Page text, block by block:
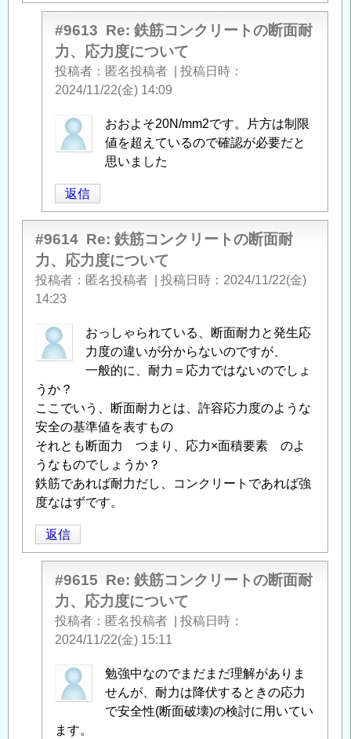
#9613 Re: 鉄筋コンクリートの断面耐
力、応力度について
投稿者 匿名投稿者
投稿日時
2024/11/22(金) 14:09
匿
名
者
に
よ
る
「Re:
鉄
コ
ン
リ
ー
ト
の
断
面
耐
応
力
度
に
つ
い
へ
の
信
おおよそ20N/mm2です。片方は制限
値を超えているので確認が必要だと
思いました
返信
#9614 Re: 鉄筋コンクリートの断面耐
力、応力度について
投稿者 匿名投稿者 投稿日時
2024/11/22(金)
14:23
おっしゃられている、断面耐力と発生応
力度の違いが分からないのですが、
一般的に、耐力＝応力ではないのでしょ
うか？
ここでいう、断面耐力とは、許容応力度のような
安全の基準値を表すもの
それとも断面力 つまり、応力×面積要素 のよ
うなものでしょうか？
鉄筋であれば耐力だし、コンクリートであれば強
度なはずです。
返信
#9615 Re: 鉄筋コンクリートの断面耐
力、応力度について
投稿者 匿名投稿者
投稿日時
2024/11/22(金) 15:11
匿
名
稿
勉強中なのでまだまだ理解がありま
せんが、耐力は降伏するときの応力
で安全性(断面破壊)の検討に用いてい
ます。